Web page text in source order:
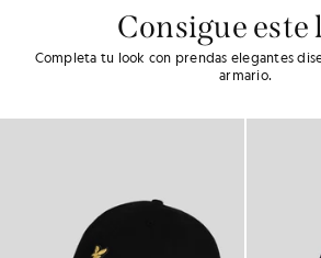
Consigue este
Completa tu look con prendas elegantes
armario.